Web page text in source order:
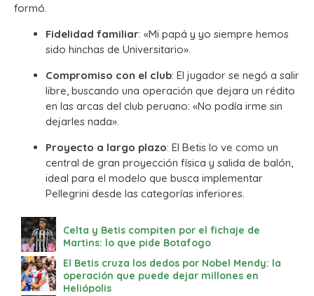
formó.
Fidelidad familiar: «Mi papá y yo siempre hemos
sido hinchas de Universitario».
Compromiso con el club: El jugador se negó a salir
libre, buscando una operación que dejara un rédito
en las arcas del club peruano: «No podía irme sin
dejarles nada».
Proyecto a largo plazo: El Betis lo ve como un
central de gran proyección física y salida de balón,
ideal para el modelo que busca implementar
Pellegrini desde las categorías inferiores.
Celta y Betis compiten por el fichaje de
Martins: lo que pide Botafogo
El Betis cruza los dedos por Nobel Mendy: la
operación que puede dejar millones en
Heliópolis